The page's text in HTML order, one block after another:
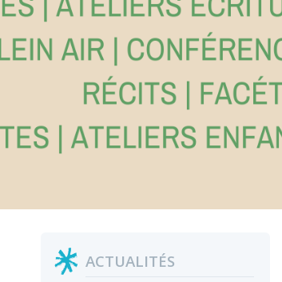
ACTUALITÉS